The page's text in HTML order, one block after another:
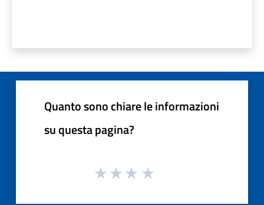
Quanto sono chiare le informazioni
su questa pagina?